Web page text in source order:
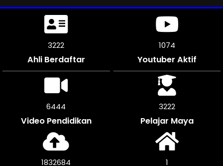
3618
Ahli Berdaftar
1205
Youtuber Aktif
7230
Video Pendidikan
3615
Pelajar Maya
2058140 1